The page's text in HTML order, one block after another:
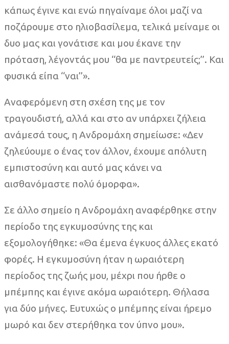
κάπως έγινε και ενώ πηγαίναμε όλοι μαζί να
ποζάρουμε στο ηλιοβασίλεμα, τελικά μείναμε οι
δυο μας και γονάτισε και μου έκανε την
πρόταση, λέγοντάς μου ‘‘θα με παντρευτείς;’’. Και
φυσικά είπα ‘‘ναι’’».
Αναφερόμενη στη σχέση της με τον
τραγουδιστή, αλλά και στο αν υπάρχει ζήλεια
ανάμεσά τους, η Ανδρομάχη σημείωσε: «Δεν
ζηλεύουμε ο ένας τον άλλον, έχουμε απόλυτη
εμπιστοσύνη και αυτό μας κάνει να
αισθανόμαστε πολύ όμορφα».
Σε άλλο σημείο η Ανδρομάχη αναφέρθηκε στην
περίοδο της εγκυμοσύνης της και
εξομολογήθηκε: «Θα έμενα έγκυος άλλες εκατό
φορές. Η εγκυμοσύνη ήταν η ωραιότερη
περίοδος της ζωής μου, μέχρι που ήρθε ο
μπέμπης και έγινε ακόμα ωραιότερη. Θήλασα
για δύο μήνες. Ευτυχώς ο μπέμπης είναι ήρεμο
μωρό και δεν στερήθηκα τον ύπνο μου».